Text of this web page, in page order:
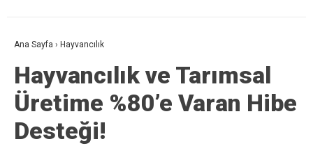
Ana Sayfa › Hayvancılık
Hayvancılık ve Tarımsal
Üretime %80’e Varan Hibe
Desteği!